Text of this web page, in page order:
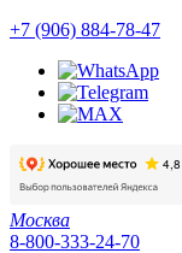
+7 (906) 884-78-47
Москва
8-800-333-24-70